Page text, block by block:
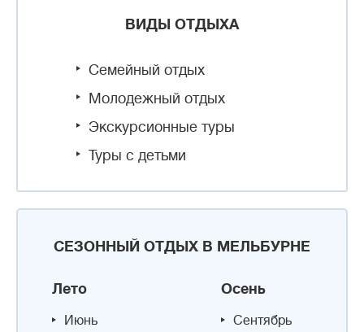
ВИДЫ ОТДЫХА
Семейный отдых
Молодежный отдых
Экскурсионные туры
Туры с детьми
СЕЗОННЫЙ ОТДЫХ В МЕЛЬБУРНЕ
Лето
Июнь
Осень
Сентябрь